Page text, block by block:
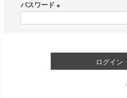
パスワード
ログイン